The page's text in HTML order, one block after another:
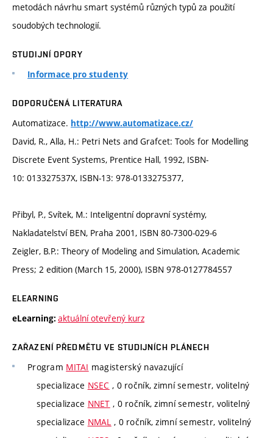
metodách návrhu smart systémů různých typů za použití
soudobých technologií.
STUDIJNÍ OPORY
Informace pro studenty
DOPORUČENÁ LITERATURA
Automatizace. http://www.automatizace.cz/
David, R., Alla, H.: Petri Nets and Grafcet: Tools for Modelling
Discrete Event Systems, Prentice Hall, 1992, ISBN-
10: 013327537X, ISBN-13: 978-0133275377,
Přibyl, P., Svítek, M.: Inteligentní dopravní systémy,
Nakladatelství BEN, Praha 2001, ISBN 80-7300-029-6
Zeigler, B.P.: Theory of Modeling and Simulation, Academic
Press; 2 edition (March 15, 2000), ISBN 978-0127784557
ELEARNING
eLearning: aktuální otevřený kurz
ZAŘAZENÍ PŘEDMĚTU VE STUDIJNÍCH PLÁNECH
Program MITAI magisterský navazující
specializace NSEC , 0 ročník, zimní semestr, volitelný
specializace NNET , 0 ročník, zimní semestr, volitelný
specializace NMAL , 0 ročník, zimní semestr, volitelný